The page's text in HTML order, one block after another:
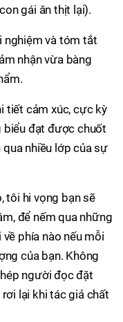
gái ăn thịt lại).
nghiệm và tóm tắt
nhận vừa bàng
tiết cảm xúc, cực kỳ
biểu đạt được chuốt
nhiều lớp của sự
tôi hi vọng bạn sẽ
để nếm qua những
phía nào nếu mỗi
của bạn. Không
người đọc đặt
lại khi tác giả chất